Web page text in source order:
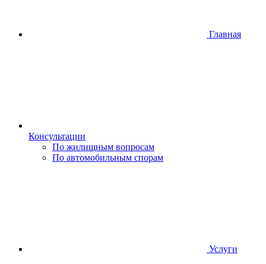
Главная
Консультации
По жилищным вопросам
По автомобильным спорам
Услуги